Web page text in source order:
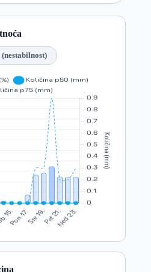
(nestabilnost)